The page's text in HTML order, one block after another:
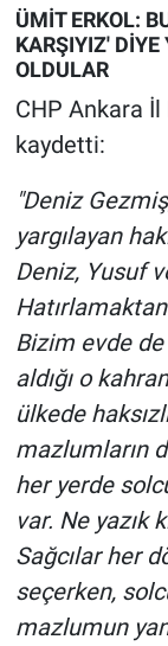
ÜMİT ERKOL:
KARŞIYIZ'
OLDULAR
CHP Ankara İl
kaydetti:
"Deniz
yargılayan
Deniz, Yusuf
Bizim evde de
aldığı o
ülkede
mazlumların
her yerde
var. Ne yazık
Sağcılar her
seçerken,
mazlumun